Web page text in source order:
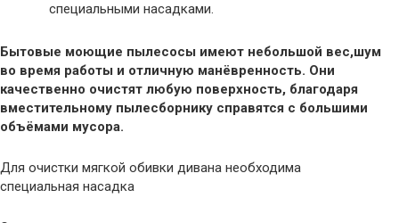
специальными насадками.
Бытовые моющие пылесосы имеют небольшой вес,шум
во время работы и отличную манёвренность. Они
качественно очистят любую поверхность, благодаря
вместительному пылесборнику справятся с большими
объёмами мусора.
Для очистки мягкой обивки дивана необходима
специальная насадка